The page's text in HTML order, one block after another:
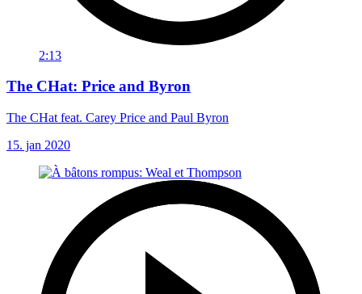
2:13
The CHat: Price and Byron
The CHat feat. Carey Price and Paul Byron
15. jan 2020